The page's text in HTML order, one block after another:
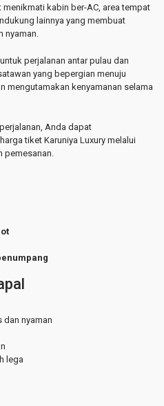
kabin ber-AC, area tempat
lainnya yang membuat
nyaman.
perjalanan antar pulau dan
yang bepergian menuju
mengutamakan kenyamanan selama
Anda dapat
tiket Karuniya Luxury melalui
pemesanan.
dan nyaman
lega